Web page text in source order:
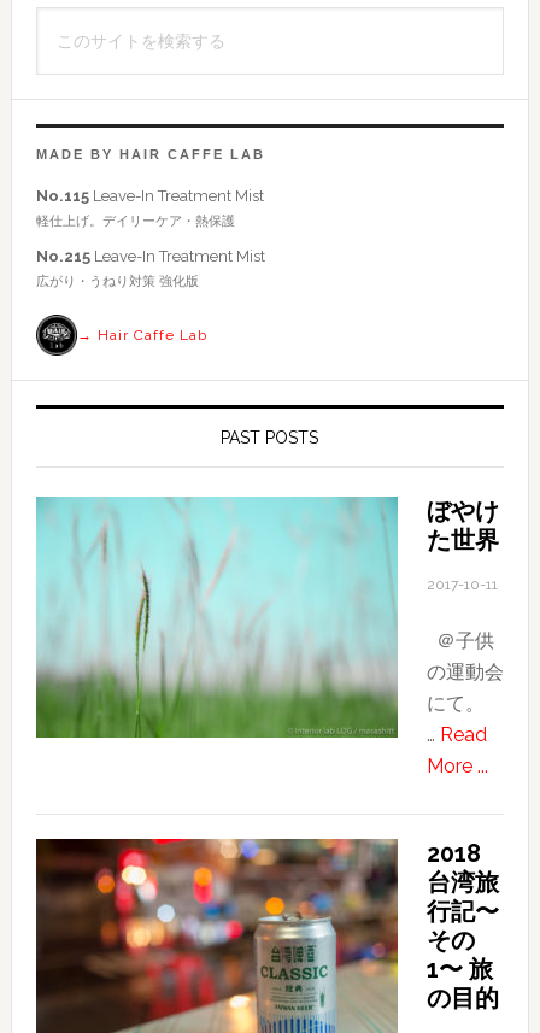
バ
ー
ト
検
す
MADE BY HAIR CAFFE LAB
No.115Leave-In Treatment Mist
軽仕上げ。デイリーケア・熱保護
No.215Leave-In Treatment Mist
広がり・うねり対策 強化版
→ Hair Caffe Lab
PAST POSTS
ぼやけ
た世界
2017-10-11
＠子供
の運動会
にて。
… Read
More ...about
た
2018
台湾旅
行記〜
その
1〜 旅
の目的